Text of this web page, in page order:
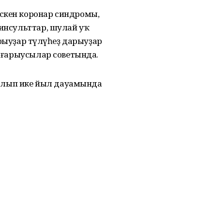
коронар синдромы,
шулай уҡ
түләүһеҙ дарыуҙар
советында.
алып ике йыл дауамында